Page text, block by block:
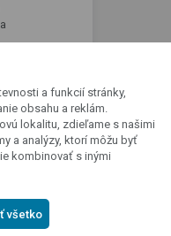
5 KS
a funkcií stránky,
obsahu a reklám.
lokalitu, zdieľame s našimi
a analýzy, ktorí môžu byť
kombinovať s inými
všetko